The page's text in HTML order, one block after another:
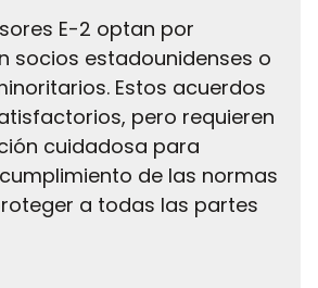
E-2 optan por
socios estadounidenses o
Estos acuerdos
pero requieren
cuidadosa para
de las normas
a todas las partes